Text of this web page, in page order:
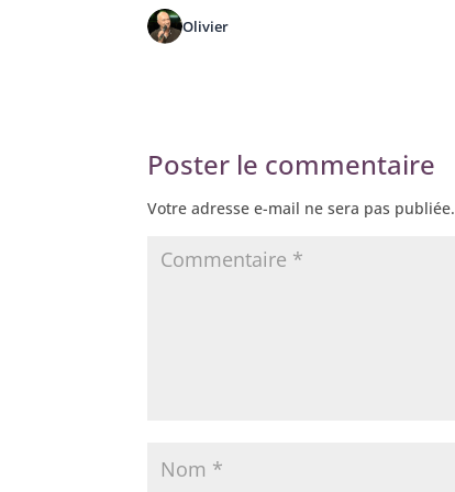
Olivier
Poster le commentaire
Votre adresse e-mail ne sera pas publiée.